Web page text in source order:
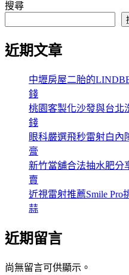
搜尋
近期文章
中壢房屋二胎的
錢
桃園客製化沙發與台北
錢
眼科嚴選飛秒雷射白
膏
新竹當舖合法抽水肥分
賣
近視雷射推薦Smile
蒜
近期留言
尚無留言可供顯示。